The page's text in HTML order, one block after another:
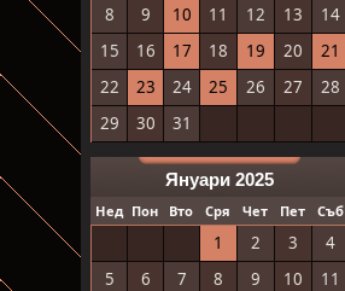
8
9 10 11 12 13
14
15
16 17 18 19 20
21
22
23 24 25 26 27
28
29
30 31
Януари 2025
Нед Пон Вто Сря Чет Пет Съб
1 2 3
4
5
6 7 8 9 10
11